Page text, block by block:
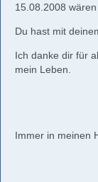
15.08.2008
Du hast mit
Ich danke dir für
mein Leben.
Immer in meinen